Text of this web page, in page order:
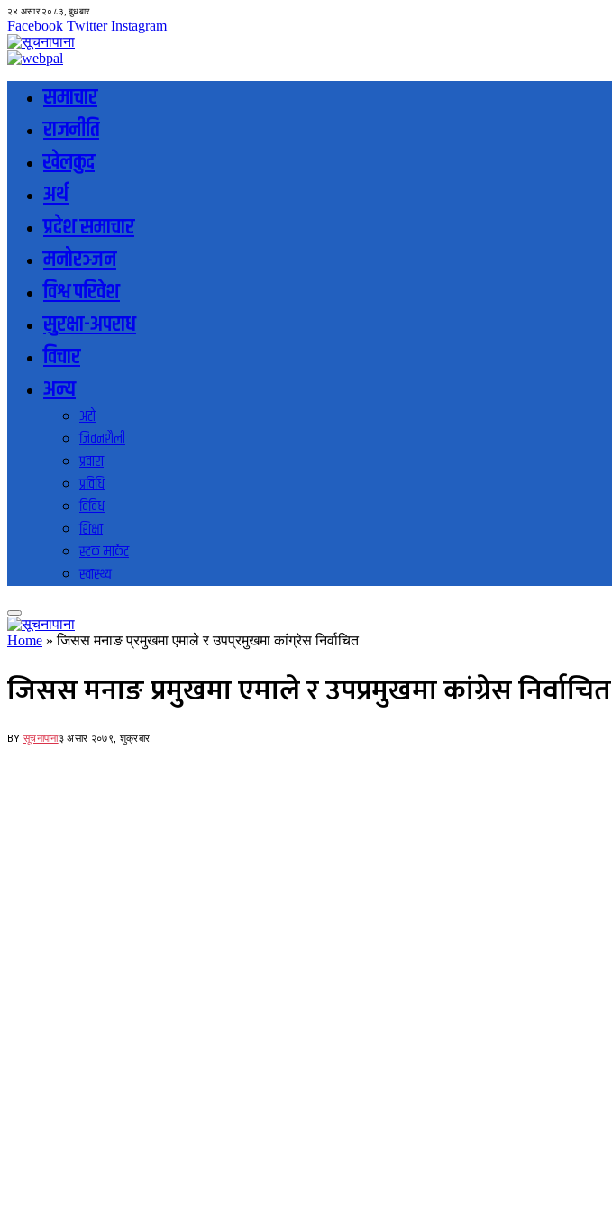
२४ असार २०८३, बुधबार
Facebook Twitter Instagram
समाचार
राजनीति
खेलकुद
अर्थ
प्रदेश समाचार
मनोरञ्जन
विश्व परिवेश
सुरक्षा-अपराध
विचार
अन्य
अटो
जिवनशैली
प्रवास
प्रविधि
विविध
शिक्षा
स्टक मार्केट
स्वास्थ्य
Home »जिसस मनाङ प्रमुखमा एमाले र उपप्रमुखमा कांग्रेस निर्वाचित
जिसस मनाङ प्रमुखमा एमाले र उपप्रमुखमा कांग्रेस निर्वाचित
BY सूचनापाना३ असार २०७९, शुक्रबार